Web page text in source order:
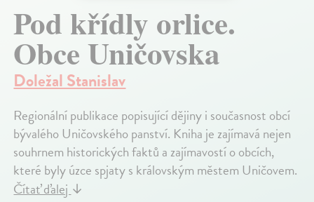
Pod křídly orlice.
Obce Uničovska
Doležal Stanislav
Regionální publikace popisující dějiny i současnost obcí
bývalého Uničovského panství. Kniha je zajímavá nejen
souhrnem historických faktů a zajímavostí o obcích,
které byly úzce spjaty s královským městem Uničovem.
Čítať ďalej↓